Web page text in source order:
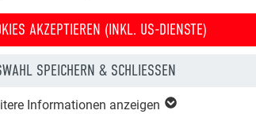
AKZEPTIEREN (INKL. US-DIENSTE)
SPEICHERN & SCHLIESSEN
Informationen anzeigen
Einrichtungen